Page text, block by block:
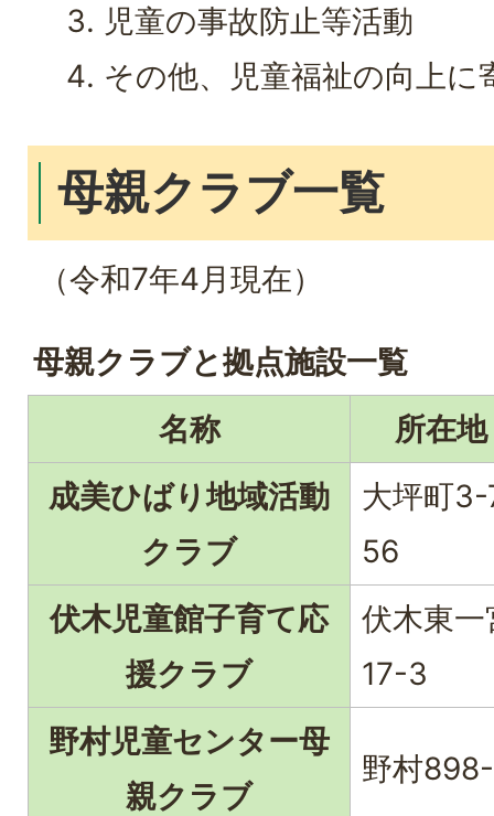
児童の事故防止等活動
その他、児童福祉の向上に
母親クラブ一覧
（令和7年4月現在）
母親クラブと拠点施設一覧
名称
所在地
成美ひばり地域活動
クラブ
大坪町
56
伏木児童館子育て応
援クラブ
伏木東一
17-3
野村児童センター母
親クラブ
野村